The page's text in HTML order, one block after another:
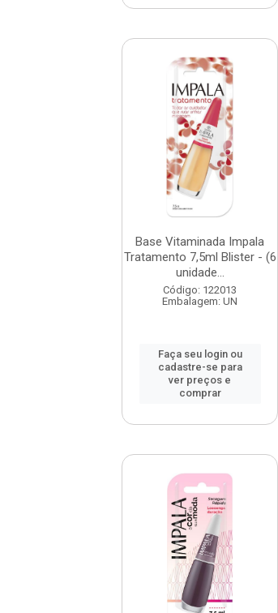
Base Vitaminada Impala
Tratamento 7,5ml Blister - (6
unidade...
Código: 122013
Embalagem: UN
Faça seu login ou
cadastre-se para
ver preços e
comprar